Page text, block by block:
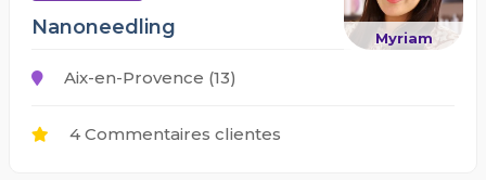
Myriam
Nanoneedling
Aix-en-Provence (13)
4 Commentaires clientes